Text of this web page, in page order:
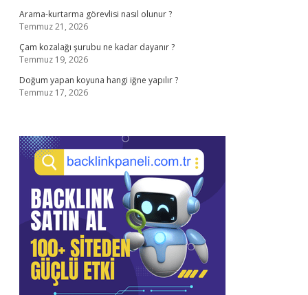
Arama-kurtarma görevlisi nasıl olunur ?
Temmuz 21, 2026
Çam kozalağı şurubu ne kadar dayanır ?
Temmuz 19, 2026
Doğum yapan koyuna hangi iğne yapılır ?
Temmuz 17, 2026